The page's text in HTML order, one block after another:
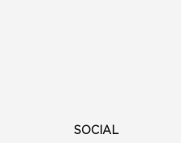
SOCIAL